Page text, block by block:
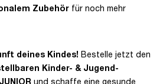
Zubehör für noch mehr
deines Kindes! Bestelle jetzt den
Kinder- & Jugend-
und schaffe eine gesunde